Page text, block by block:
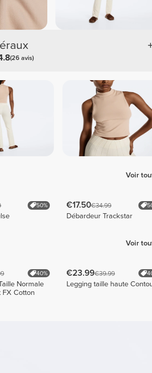
(26 avis)
Voir
50% €17.50€34.99
Débardeur Trackstar
Voir
40%
Normale
FX Cotton
€23.99€39.99
Legging taille haute